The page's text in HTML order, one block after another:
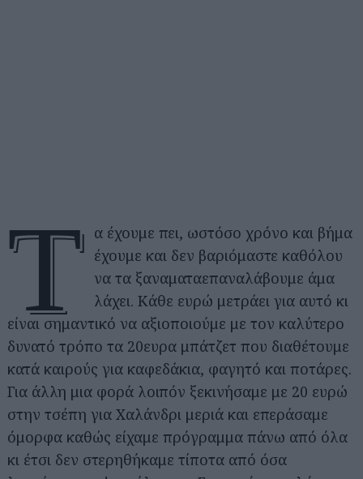
Τ
α έχουμε πει, ωστόσο χρόνο και βήμα
έχουμε και δεν βαριόμαστε καθόλου
να τα ξαναματαεπαναλάβουμε άμα
λάχει. Κάθε ευρώ μετράει για αυτό κι
είναι σημαντικό να αξιοποιούμε με τον καλύτερο
δυνατό τρόπο τα 20ευρα μπάτζετ που διαθέτουμε
κατά καιρούς για καφεδάκια, φαγητό και ποτάρες.
Για άλλη μια φορά λοιπόν ξεκινήσαμε με 20 ευρώ
στην τσέπη για Χαλάνδρι μεριά και επεράσαμε
όμορφα καθώς είχαμε πρόγραμμα πάνω από όλα
κι έτσι δεν στερηθήκαμε τίποτα από όσα